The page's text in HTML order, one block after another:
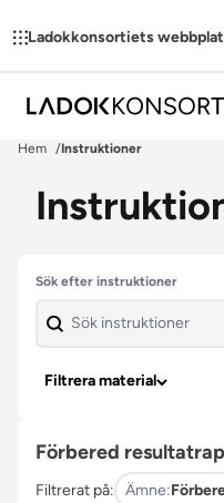
Ladokkonsortiets
Hem
Instruktioner
Hoppa över filter
Sök efter instruktioner
Filtrera material
Förbered
Filtrerat på: Ämne: